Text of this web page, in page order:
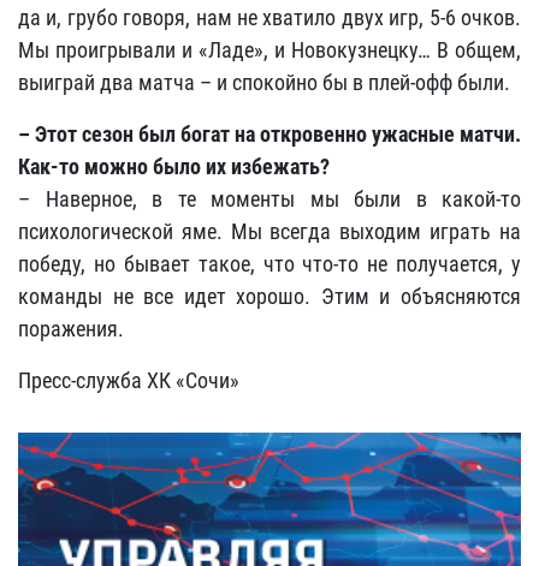
да и, грубо говоря, нам не хватило двух игр, 5-6 очков.
Мы проигрывали и «Ладе», и Новокузнецку… В общем,
выиграй два матча – и спокойно бы в плей-офф были.
– Этот сезон был богат на откровенно ужасные матчи.
Как-то можно было их избежать?
– Наверное, в те моменты мы были в какой-то
психологической яме. Мы всегда выходим играть на
победу, но бывает такое, что что-то не получается, у
команды не все идет хорошо. Этим и объясняются
поражения.
Пресс-служба ХК «Сочи»